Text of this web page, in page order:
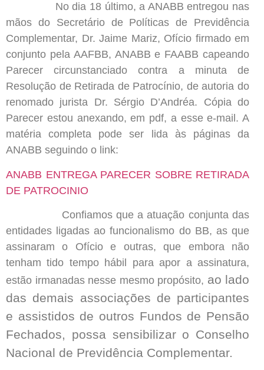
No dia 18 último, a ANABB entregou nas
mãos do Secretário de Políticas de Previdência
Complementar, Dr. Jaime Mariz, Ofício firmado em
conjunto pela AAFBB, ANABB e FAABB capeando
Parecer circunstanciado contra a minuta de
Resolução de Retirada de Patrocínio, de autoria do
renomado jurista Dr. Sérgio D’Andréa. Cópia do
Parecer estou anexando, em pdf, a esse e-mail. A
matéria completa pode ser lida às páginas da
ANABB seguindo o link:
ANABB ENTREGA PARECER SOBRE RETIRADA
DE PATROCINIO
Confiamos que a atuação conjunta das
entidades ligadas ao funcionalismo do BB, as que
assinaram o Ofício e outras, que embora não
tenham tido tempo hábil para apor a assinatura,
estão irmanadas nesse mesmo propósito, ao lado
das demais associações de participantes
e assistidos de outros Fundos de Pensão
Fechados, possa sensibilizar o Conselho
Nacional de Previdência Complementar.